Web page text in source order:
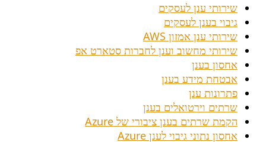
שירותי ענן לעסקים
גיבוי בענן לעסקים
שירותי ענן אמזון AWS
שירותי מחשוב וענן לחברות סטארט אפ
אחסון בענן
אבטחת מידע בענן
פתרונות ענן
שרתים וירטואלים בענן
הקמת שרתים בענן ציבורי של Azure
אחסון נתוני גיבוי לענן Azure